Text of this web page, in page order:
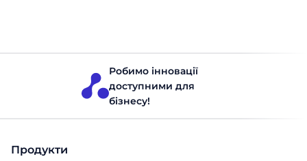
Переглянути вакансії
Робимо інновації
доступними для
бізнесу!
Продукти